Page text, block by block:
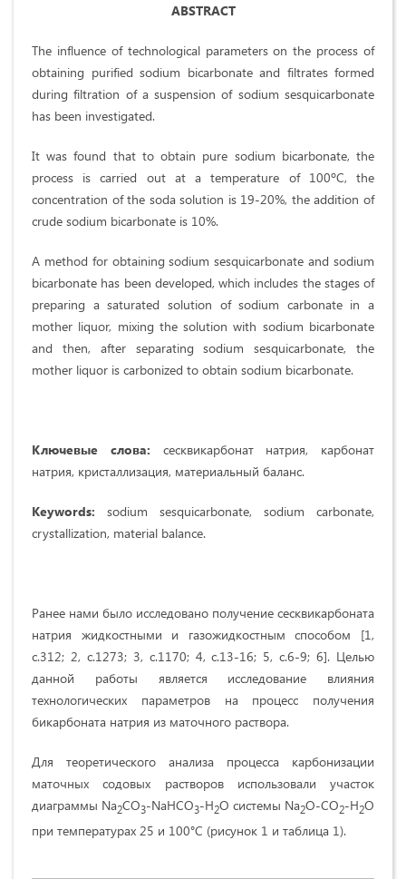
ABSTRACT
The influence of technological parameters on the process of
obtaining purified sodium bicarbonate and filtrates formed
during filtration of a suspension of sodium sesquicarbonate
has been investigated.
It was found that to obtain pure sodium bicarbonate, the
process is carried out at a temperature of 100ºC, the
concentration of the soda solution is 19-20%, the addition of
crude sodium bicarbonate is 10%.
A method for obtaining sodium sesquicarbonate and sodium
bicarbonate has been developed, which includes the stages of
preparing a saturated solution of sodium carbonate in a
mother liquor, mixing the solution with sodium bicarbonate
and then, after separating sodium sesquicarbonate, the
mother liquor is carbonized to obtain sodium bicarbonate.
Ключевые слова: сесквикарбонат натрия, карбонат
натрия, кристаллизация, материальный баланс.
Keywords: sodium sesquicarbonate, sodium carbonate,
crystallization, material balance.
Ранее нами было исследовано получение сесквикарбоната
натрия жидкостными и газожидкостным способом [1,
с.312; 2, с.1273; 3, с.1170; 4, с.13-16; 5, с.6-9; 6]. Целью
данной работы является исследование влияния
технологических параметров на процесс получения
бикарбоната натрия из маточного раствора.
Для теоретического анализа процесса карбонизации
маточных содовых растворов использовали участок
диаграммы Na2CO3-NaHCO3-H2O системы Na2O-CO2-H2O
при температурах 25 и 100°С (рисунок 1 и таблица 1).